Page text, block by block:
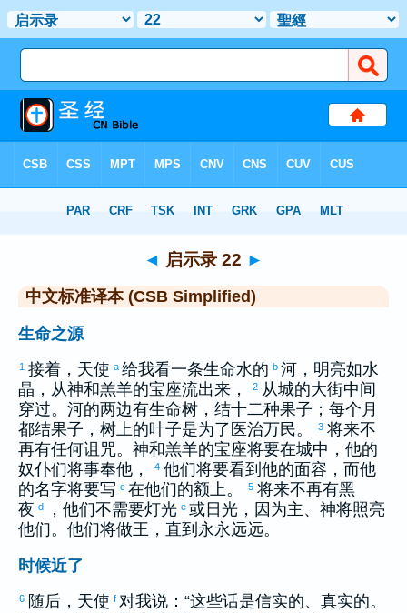
> 启示录 22
◄ 启示录 22 ►
中文标准译本 (CSB Simplified)
生命之源
1 接着，天使 a 给我看一条生命水的 b 河，明亮如水
晶，从神和羔羊的宝座流出来，
2 从城的大街中间
穿过。河的两边有生命树，结十二种果子；每个月
都结果子，树上的叶子是为了医治万民。
3 将来不
再有任何诅咒。神和羔羊的宝座将要在城中，他的
奴仆们将事奉他，
4 他们将要看到他的面容，而他
的名字将要写 c 在他们的额上。 5 将来不再有黑
夜 d ，他们不需要灯光 e 或日光，因为主、神将照亮
他们。他们将做王，直到永永远远。
时候近了
6 随后，天使 f 对我说：“这些话是信实的、真实的。